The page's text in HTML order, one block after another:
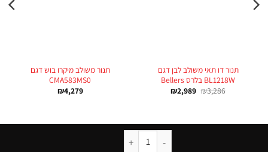
תנור דו תאי משולב לבן דגם
BL1218W בלרס Bellers
₪3,286
₪2,989
תנור משולב מיקרו בוש דגם
CMA583MS0
₪4,279